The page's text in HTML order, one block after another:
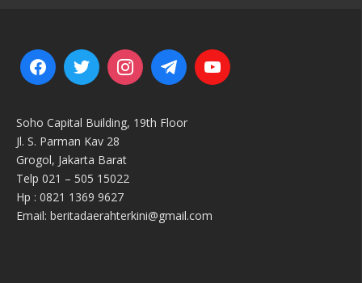
Soho Capital Building, 19th Floor
Jl. S. Parman Kav 28
Grogol, Jakarta Barat
Telp 021 – 505 15022
Hp : 0821 1369 9627
Email: beritadaerahterkini@gmail.com